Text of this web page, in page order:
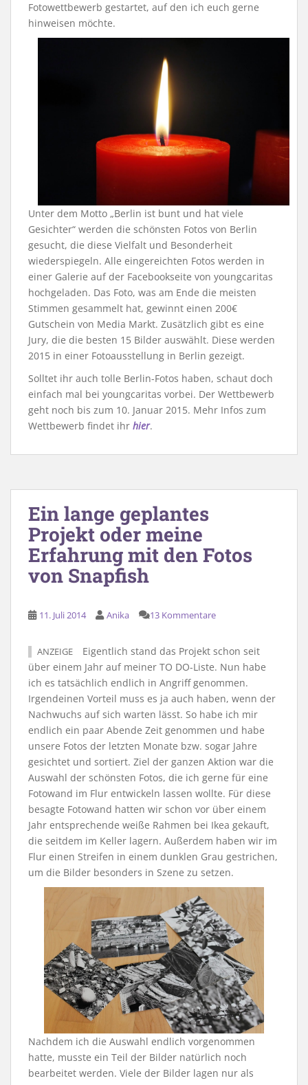
Fotowettbewerb gestartet, auf den ich euch gerne
hinweisen möchte.
Unter dem Motto „Berlin ist bunt und hat viele
Gesichter“ werden die schönsten Fotos von Berlin
gesucht, die diese Vielfalt und Besonderheit
wiederspiegeln. Alle eingereichten Fotos werden in
einer Galerie auf der Facebookseite von youngcaritas
hochgeladen. Das Foto, was am Ende die meisten
Stimmen gesammelt hat, gewinnt einen 200€
Gutschein von Media Markt. Zusätzlich gibt es eine
Jury, die die besten 15 Bilder auswählt. Diese werden
2015 in einer Fotoausstellung in Berlin gezeigt.
Solltet ihr auch tolle Berlin-Fotos haben, schaut doch
einfach mal bei youngcaritas vorbei. Der Wettbewerb
geht noch bis zum 10. Januar 2015. Mehr Infos zum
Wettbewerb findet ihr hier.
Ein lange geplantes
Projekt oder meine
Erfahrung mit den Fotos
von Snapfish
11. Juli 2014 Anika 13 Kommentare
ANZEIGE
Eigentlich stand das Projekt schon seit
über einem Jahr auf meiner TO DO-Liste. Nun habe
ich es tatsächlich endlich in Angriff genommen.
Irgendeinen Vorteil muss es ja auch haben, wenn der
Nachwuchs auf sich warten lässt. So habe ich mir
endlich ein paar Abende Zeit genommen und habe
unsere Fotos der letzten Monate bzw. sogar Jahre
gesichtet und sortiert. Ziel der ganzen Aktion war die
Auswahl der schönsten Fotos, die ich gerne für eine
Fotowand im Flur entwickeln lassen wollte. Für diese
besagte Fotowand hatten wir schon vor über einem
Jahr entsprechende weiße Rahmen bei Ikea gekauft,
die seitdem im Keller lagern. Außerdem haben wir im
Flur einen Streifen in einem dunklen Grau gestrichen,
um die Bilder besonders in Szene zu setzen.
Nachdem ich die Auswahl endlich vorgenommen
hatte, musste ein Teil der Bilder natürlich noch
bearbeitet werden. Viele der Bilder lagen nur als